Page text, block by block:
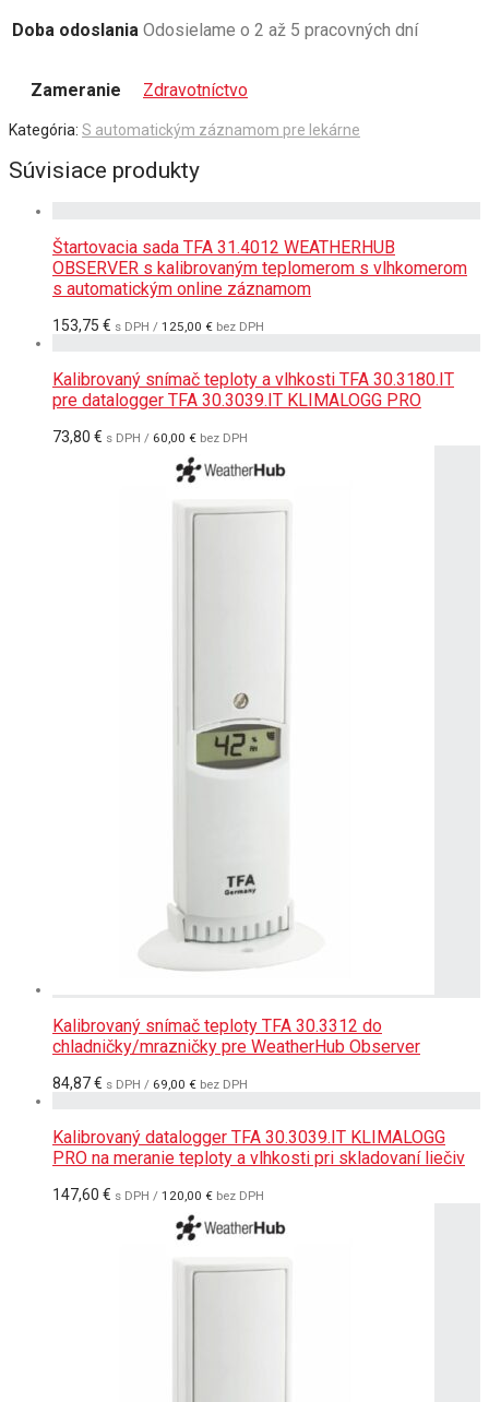
Doba odoslania Odosielame o 2 až 5 pracovných dní
Zameranie Zdravotníctvo
Kategória: S automatickým záznamom pre lekárne
Súvisiace produkty
Štartovacia sada TFA 31.4012 WEATHERHUB
OBSERVER s kalibrovaným teplomerom s vlhkomerom
s automatickým online záznamom
153,75 € s DPH / 125,00 € bez DPH
Kalibrovaný snímač teploty a vlhkosti TFA 30.3180.IT
pre datalogger TFA 30.3039.IT KLIMALOGG PRO
73,80 € s DPH / 60,00 € bez DPH
Kalibrovaný snímač teploty TFA 30.3312 do
chladničky/mrazničky pre WeatherHub Observer
84,87€ s DPH / 69,00 € bez DPH
Kalibrovaný datalogger TFA 30.3039.IT KLIMALOGG
PRO na meranie teploty a vlhkosti pri skladovaní liečiv
147,60 € s DPH / 120,00 € bez DPH